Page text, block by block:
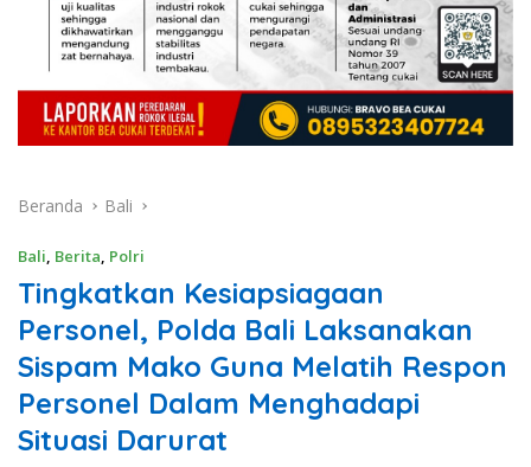
Beranda Bali
Bali, Berita, Polri
Tingkatkan Kesiapsiagaan
Personel, Polda Bali Laksanakan
Sispam Mako Guna Melatih Respon
Personel Dalam Menghadapi
Situasi Darurat